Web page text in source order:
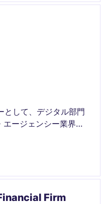
として、デジタル部門
ージェンシー業界に
していただきます。
Firm